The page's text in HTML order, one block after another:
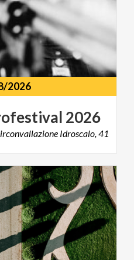
2026
2026
Idroscalo,41